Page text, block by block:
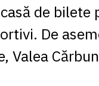
de bilete
De
Valea